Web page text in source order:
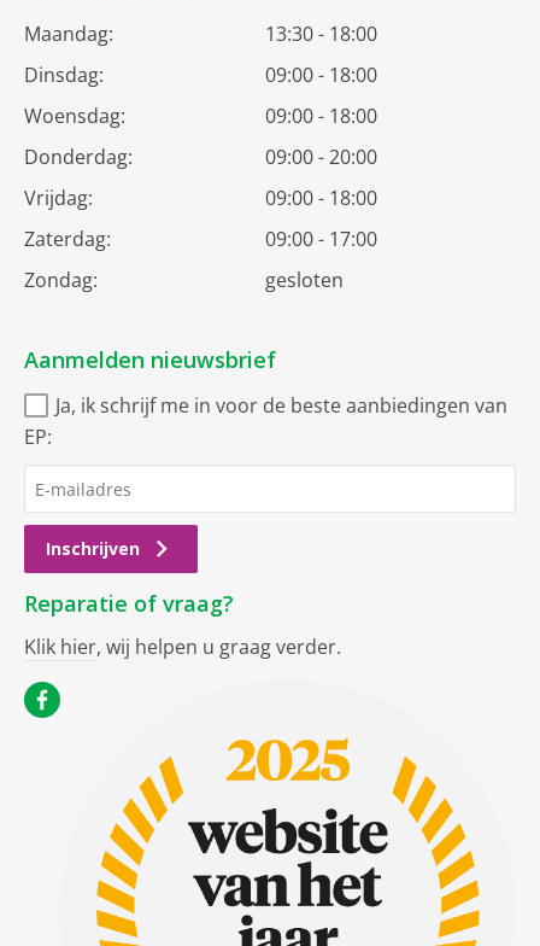
Maandag:
13:30 - 18:00
Dinsdag:
09:00 - 18:00
Woensdag:
09:00 - 18:00
Donderdag:
09:00 - 20:00
Vrijdag:
09:00 - 18:00
Zaterdag:
09:00 - 17:00
Zondag:
gesloten
Aanmelden nieuwsbrief
Ja, ik schrijf me in voor de beste aanbiedingen van
EP:
Inschrijven
Reparatie of vraag?
Klik hier, wij helpen u graag verder.